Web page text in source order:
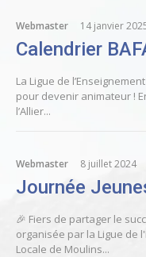
Webmaster 14 janvier
Calendrier
La Ligue de
pour devenir animateur !
l’Allier...
Webmaster 8 juillet 2024
Journée
🎉 Fiers de partager le
organisée par la Ligue de
Locale de Moulins...